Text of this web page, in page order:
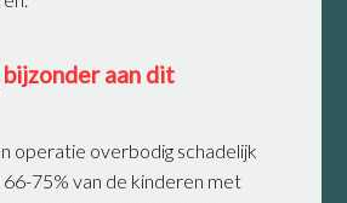
aan dit
operatie overbodig schadelijk
66-75% van de kinderen met